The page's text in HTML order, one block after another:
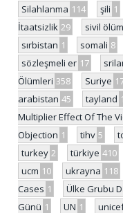
Silahlanma 114 şili 1
İtaatsizlik 29 sivil ölüm
sırbistan 1 somali 8
sözleşmeli er 17
Ölümleri 358 Suriye
arabistan 45 tayland
Multiplier Effect Of The
Objection 1 tihv 5
turkey 2 türkiye 410
ucm 10 ukrayna 118
Cases 1 Ülke Grubu
Günü 1 UN 1